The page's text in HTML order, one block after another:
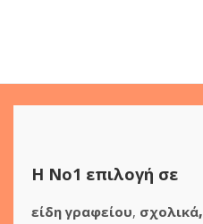
Η Νο1 επιλογή σε
είδη γραφείου, σχολικά,